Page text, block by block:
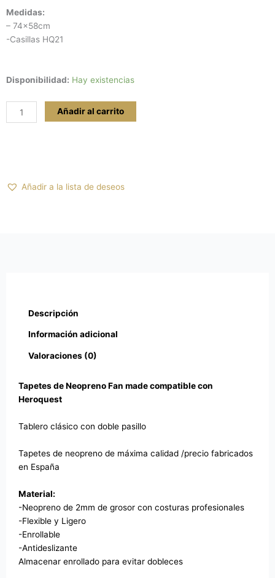
Medidas:
– 74x58cm
-Casillas HQ21
Disponibilidad: Hay existencias
Tapete
Añadir al carrito
Añadir a la lista de deseos
Descripción
Información adicional
Valoraciones (0)
Tapetes de Neopreno Fan made compatible con
Heroquest
Tablero clásico con doble pasillo
Tapetes de neopreno de máxima calidad /precio fabricados
en España
Material:
-Neopreno de 2mm de grosor con costuras profesionales
-Flexible y Ligero
-Enrollable
-Antideslizante
Almacenar enrollado para evitar dobleces